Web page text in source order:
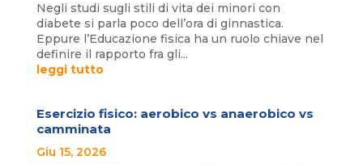
Negli studi sugli stili di vita dei minori con
diabete si parla poco dell’ora di ginnastica.
Eppure l’Educazione fisica ha un ruolo chiave nel
definire il rapporto fra gli...
leggi tutto
Esercizio fisico: aerobico vs anaerobico vs
camminata
Giu 15, 2026